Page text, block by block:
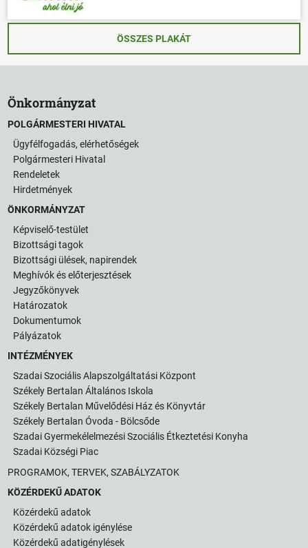
ÖSSZES PLAKÁT
Önkormányzat
POLGÁRMESTERI HIVATAL
Ügyfélfogadás, elérhetőségek
Polgármesteri Hivatal
Rendeletek
Hirdetmények
ÖNKORMÁNYZAT
Képviselő-testület
Bizottsági tagok
Bizottsági ülések, napirendek
Meghívók és előterjesztések
Jegyzőkönyvek
Határozatok
Dokumentumok
Pályázatok
INTÉZMÉNYEK
Szadai Szociális Alapszolgáltatási Központ
Székely Bertalan Általános Iskola
Székely Bertalan Művelődési Ház és Könyvtár
Székely Bertalan Óvoda - Bölcsőde
Szadai Gyermekélelmezési Szociális Étkeztetési Konyha
Szadai Községi Piac
PROGRAMOK, TERVEK, SZABÁLYZATOK
KÖZÉRDEKŰ ADATOK
Közérdekű adatok
Közérdekű adatok igénylése
Közérdekű adatigénylések